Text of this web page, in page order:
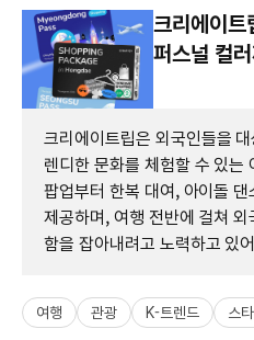
크리에이트
퍼스널 컬
크리에이트립은 외국인들을
렌디한 문화를 체험할 수 있는
팝업부터 한복 대여, 아이돌
제공하며, 여행 전반에 걸쳐
함을 잡아내려고 노력하고 있
여행 관광 K-트렌드 스